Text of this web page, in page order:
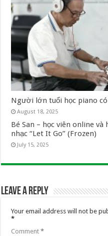
Người lớn tuổi học piano có
August 18, 2025
Bé San – học viên online
nhạc “Let It Go” (Frozen)
July 15, 2025
Leave a Reply
Your email address will not be
*
Comment*